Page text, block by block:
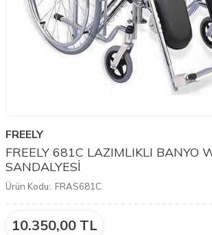
FREELY
FREELY 681C LAZIMLIKLI BANYO
SANDALYESİ
Ürün Kodu: FRAS681C
10.350,00 TL